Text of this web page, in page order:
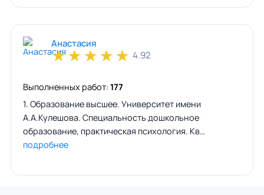
Анастасия
★★★★★ 4.92
Выполненных работ: 177
1. Образование высшее. Университет имени
А.А.Кулешова. Специальность дошкольное
образование, практическая психология. Кв…
подробнее